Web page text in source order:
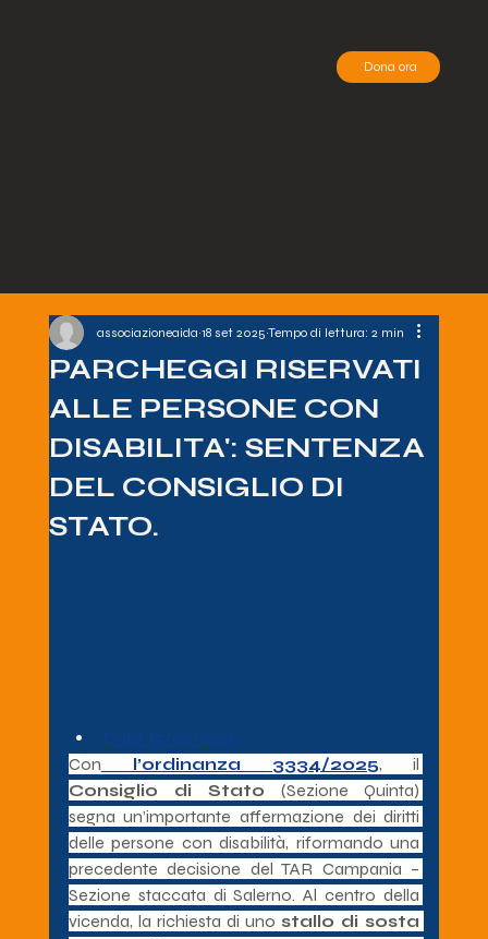
Dona ora
PARCHEGGI RISERVATI
ALLE PERSONE CON
DISABILITA': SENTENZA
DEL CONSIGLIO DI
STATO.
associazioneaida 18 set 2025Tempo di lettura: 2 min
Data: 15/09/2025
Con l’ordinanza 3334/2025,
Consiglio di Stato (Sezione Quinta)
segna un’importante affermazione dei diritti
delle persone con disabilità, riformando una
precedente decisione del TAR Campania –
Sezione staccata di Salerno. Al centro della
vicenda, la richiesta di uno stallo di sosta